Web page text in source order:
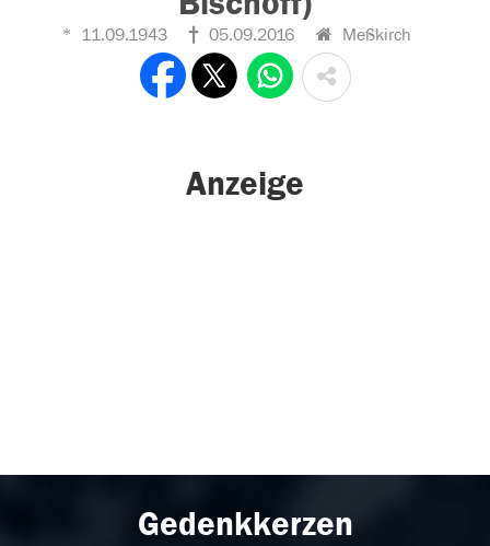
11.09.1943 05.09.2016 Meßkirch
Anzeige
Gedenkkerzen